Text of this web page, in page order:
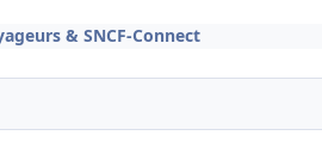
& SNCF-Connect